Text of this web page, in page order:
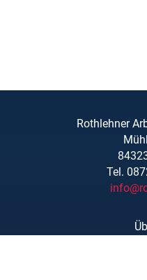
Rothlehner
Tel.